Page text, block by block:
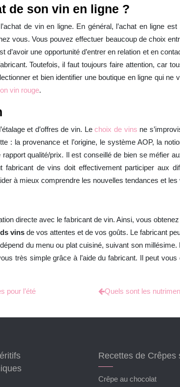
de son vin en ligne ?
de vin en ligne. En général, l’achat en ligne
vous. Vous pouvez effectuer beaucoup de choix
d’avoir une opportunité d’entrer en relation et en
Toutefois, il faut toujours faire attention, car
et bien identifier une boutique en ligne qui
vin rouge.
et d’offres de vin. Lechoix de vins ne
: la provenance et l’origine, le système AOP, la
qualité/prix. Il est conseillé de bien se méfier
fabricant de vins doit effectivement participer aux
à mieux comprendre les nouvelles tendances et les
directe avec le fabricant de vin. Ainsi, vous
vinsde vos attentes et de vos goûts. Le fabricant
du menu ou plat cuisiné, suivant son
très simple grâce à l’aide du fabricant. Il peut
pour l’été Quels sont les
Recettes de Crêpes
Crêpe au chocolat